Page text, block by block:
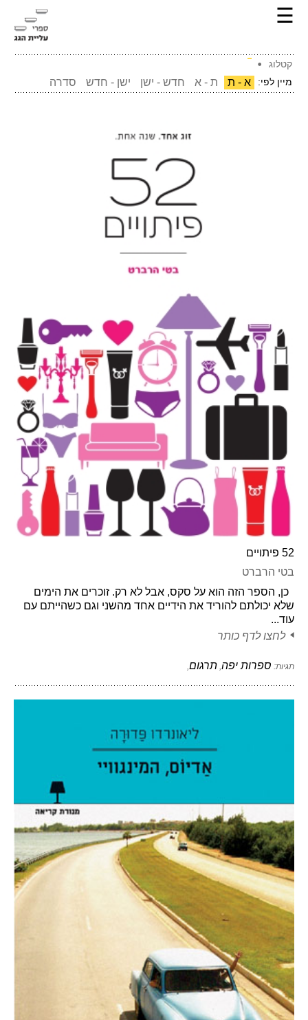
☰
קטלוג
מיין לפי:
א - ת ת - א חדש - ישן ישן - חדש סדרה
52 פיתויים
בטי הרברט
כן, הספר הזה הוא על סקס, אבל לא רק. זוכרים את הימים
שלא יכולתם להוריד את הידיים אחד מהשני וגם כשהייתם עם
עוד...
לחצו לדף כותר
תגיות: ספרות יפה, תרגום,